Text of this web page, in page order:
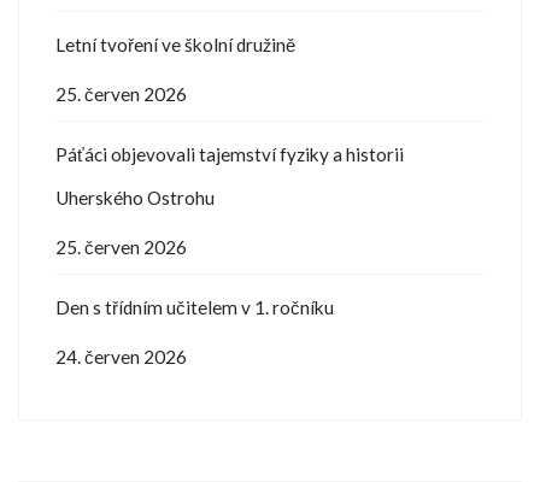
Letní tvoření ve školní družině
25. červen 2026
Páťáci objevovali tajemství fyziky a historii
Uherského Ostrohu
25. červen 2026
Den s třídním učitelem v 1. ročníku
24. červen 2026